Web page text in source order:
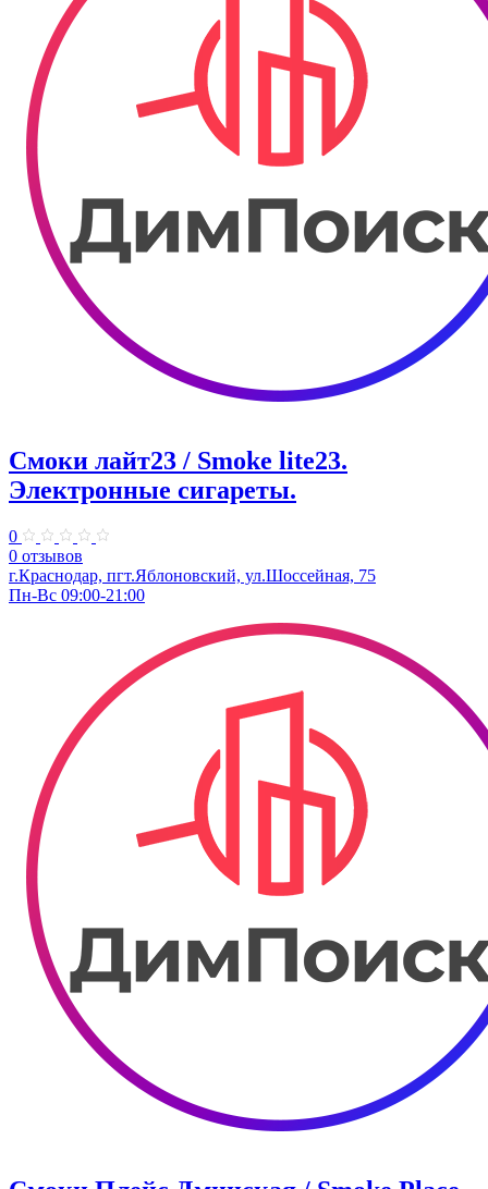
Смоки лайт23 / Smoke lite23.
Электронные сигареты.
0
0 отзывов
г.Краснодар, пгт.Яблоновский, ул.Шоссейная, 75
Пн-Вс 09:00-21:00